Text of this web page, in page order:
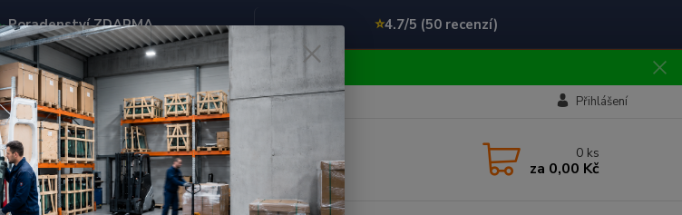
Poradenství ZDARMA ⭐4.7/5 (50 recenzí)
12:00 - KAŽDÝ PÁTEK EXPEDUJEME!!
Přihlášení
Hledat 0 ks
za 0,00 Kč